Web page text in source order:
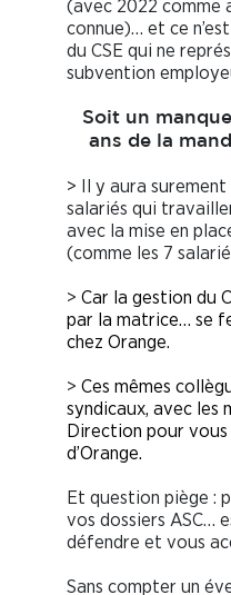
(avec 2022 comme
connue)… et ce
du CSE qui ne
subvention
Soit un
ans de la
> Il y aura
salariés qui
avec la mise en
(comme les 7
> Car la gestion du
par la matrice… se
chez Orange.
> Ces mêmes
syndicaux, avec les
Direction pour
d’Orange.
Et question piège :
vos dossiers ASC…
défendre et vous
Sans compter un